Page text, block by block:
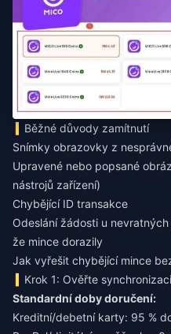
Běžné důvody zamítnutí
Snímky obrazovky z
Upravené nebo popsané
nástrojů zařízení)
Chybějící ID transakce
Odeslání žádosti u
že mince dorazily
Jak vyřešit chybějící mince
Krok 1: Ověřte
Standardní doby doručení:
Kreditní/debetní karty: 95 %